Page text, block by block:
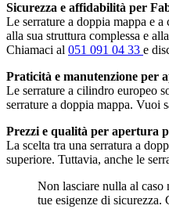
Sicurezza e affidabilità per
Le serrature a doppia mappa e
alla sua struttura complessa e
Chiamaci al 051 091 04 33 e
Praticità e manutenzione per
Le serrature a cilindro europeo
serrature a doppia mappa. Vuoi
Prezzi e qualità per apertura
La scelta tra una serratura a
superiore. Tuttavia, anche le
Non lasciare nulla al caso
tue esigenze di sicurezza.